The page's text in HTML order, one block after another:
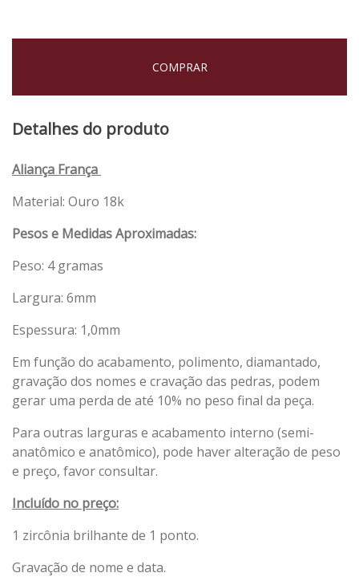
COMPRAR
Detalhes do produto
Aliança França
Material: Ouro 18k
Pesos e Medidas Aproximadas:
Peso: 4 gramas
Largura: 6mm
Espessura: 1,0mm
Em função do acabamento, polimento, diamantado,
gravação dos nomes e cravação das pedras, podem
gerar uma perda de até 10% no peso final da peça.
Para outras larguras e acabamento interno (semi-
anatômico e anatômico), pode haver alteração de peso
e preço, favor consultar.
Incluído no preço:
1 zircônia brilhante de 1 ponto.
Gravação de nome e data.